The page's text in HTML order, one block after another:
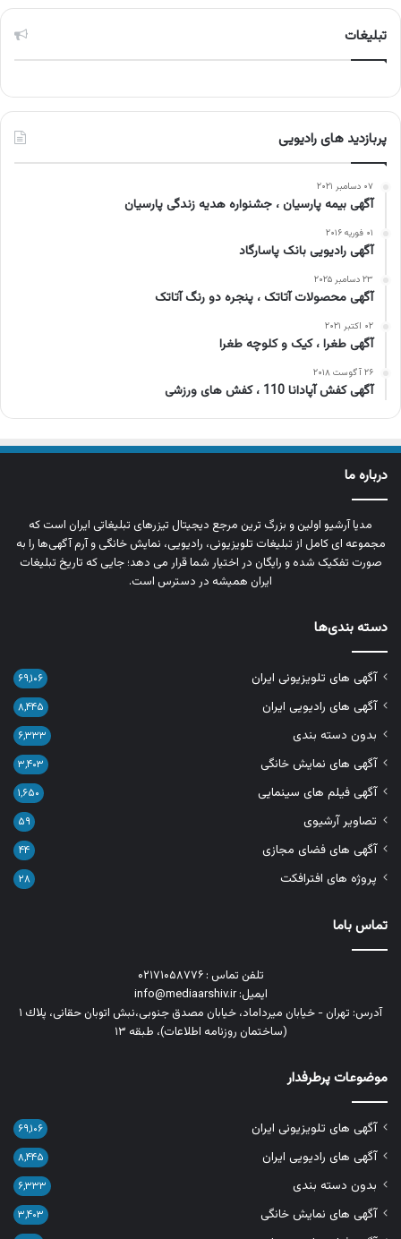
تبلیغات
پربازدید های رادیویی
۰۷ دسامبر ۲۰۲۱
آگهی بیمه پارسیان ، جشنواره هدیه زندگی پارسیان
۰۱ فوریه ۲۰۱۶
آگهی رادیویی بانک پاسارگاد
۲۳ دسامبر ۲۰۲۵
آگهی محصولات آتاتک ، پنجره دو رنگ آتاتک
۰۲ اکتبر ۲۰۲۱
آگهی طغرا ، کیک و کلوچه طغرا
۲۶ آگوست ۲۰۱۸
آگهی کفش آپادانا 110 ، کفش های ورزشی
درباره ما
مدیا آرشیو اولین و بزرگ‌ ترین مرجع دیجیتال تیزرهای تبلیغاتی ایران است که
مجموعه‌ ای کامل از تبلیغات تلویزیونی، رادیویی، نمایش خانگی و آرم‌ آگهی‌ها را به‌
صورت تفکیک‌ شده و رایگان در اختیار شما قرار می‌ دهد؛ جایی که تاریخ تبلیغات
ایران همیشه در دسترس است.
دسته بندی‌ها
آگهی های تلویزیونی ایران ۶۹,۱۰۶
آگهی های رادیویی ایران ۸,۴۴۵
بدون دسته بندی ۶,۳۳۳
آگهی های نمایش خانگی ۳,۴۰۳
آگهی فیلم های سینمایی ۱,۶۵۰
تصاویر آرشیوی ۵۹
آگهی های فضای مجازی ۴۴
پروژه های افترافکت ۲۸
تماس باما
تلفن تماس : ۰۲۱۷۱۰۵۸۷۷۶
ایمیل: info@mediaarshiv.ir
آدرس: تهران - خیابان میرداماد، خیابان مصدق جنوبی،نبش اتوبان حقانی، پلاك ١
(ساختمان روزنامه اطلاعات)، طبقه ۱۳
موضوعات پرطرفدار
آگهی های تلویزیونی ایران ۶۹,۱۰۶
آگهی های رادیویی ایران ۸,۴۴۵
بدون دسته بندی ۶,۳۳۳
آگهی های نمایش خانگی ۳,۴۰۳